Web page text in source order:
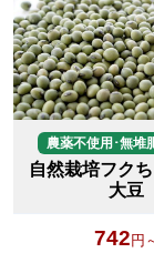
農薬不使用･無堆
自然栽培フク
大豆
742 円